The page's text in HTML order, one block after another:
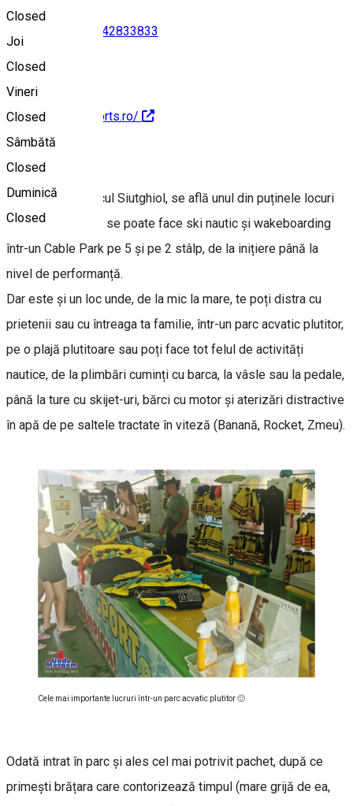
Closed
Joi
Closed
Vineri
Closed
Sâmbătă
Closed
Duminică
Closed
0742833833
https://jtwatersports.ro/
Despre
La Mamaia, pe lacul Siutghiol, se află unul din puținele locuri
din România unde se poate face ski nautic și wakeboarding
într-un Cable Park pe 5 și pe 2 stâlp, de la inițiere până la
nivel de performanță.
Dar este și un loc unde, de la mic la mare, te poți distra cu
prietenii sau cu întreaga ta familie, într-un parc acvatic plutitor,
pe o plajă plutitoare sau poți face tot felul de activități
nautice, de la plimbări cuminți cu barca, la vâsle sau la pedale,
până la ture cu skijet-uri, bărci cu motor și aterizări distractive
în apă de pe saltele tractate în viteză (Banană, Rocket, Zmeu).
Cele mai importante lucruri într-un parc acvatic plutitor 🙂
Odată intrat în parc și ales cel mai potrivit pachet, după ce
primești brățara care contorizează timpul (mare grijă de ea,